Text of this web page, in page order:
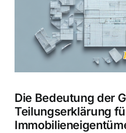
Die Bedeutung der
Teilungserklärung